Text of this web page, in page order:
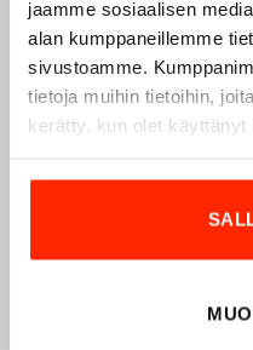
jaamme sosiaalisen
alan kumppaneillemme
sivustoamme.
tietoja muihin tietoihin,
kerätty, kun olet käyttänyt
vuodesta 1975.Origopro
jotka on kehitetty
puolustusvoimien ja
Origopro:n tuotteet on
ja erikoisammattilaisten